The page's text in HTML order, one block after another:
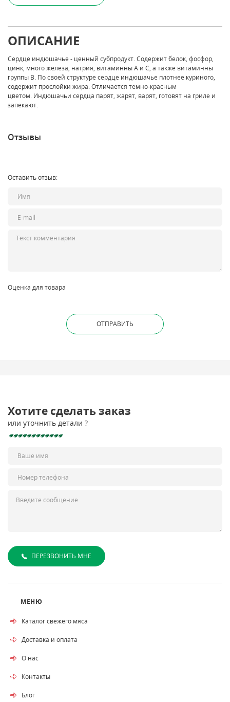
ОПИСАНИЕ
Сердце индюшачье - ценный субпродукт. Содержит белок, фосфор,
цинк, много железа, натрия, витаминны А и С, а также витаминны
группы В. По своей структуре сердце индюшачье плотнее куриного,
содержит прослойки жира. Отличается темно-красным
цветом. Индюшачьи сердца парят, жарят, варят, готовят на гриле и
запекают.
Отзывы
Оставить отзыв:
Оценка для товара
МЕНЮ
Каталог свежего мяса
Доставка и оплата
О нас
Контакты
Блог
Хотите сделать заказ
или уточнить детали ?
ПЕРЕЗВОНИТЬ МНЕ